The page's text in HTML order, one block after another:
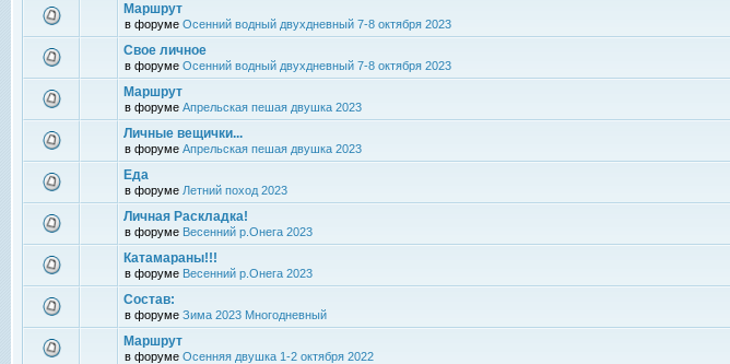
Маршрут
в форуме Осенний водный двухдневный 7-8 октября 2023
Свое личное
в форуме Осенний водный двухдневный 7-8 октября 2023
Маршрут
в форуме Апрельская пешая двушка 2023
Личные вещички...
в форуме Апрельская пешая двушка 2023
Еда
в форуме Летний поход 2023
Личная Раскладка!
в форуме Весенний р.Онега 2023
Катамараны!!!
в форуме Весенний р.Онега 2023
Состав:
в форуме Зима 2023 Многодневный
Маршрут
в форуме Осенняя двушка 1-2 октября 2022